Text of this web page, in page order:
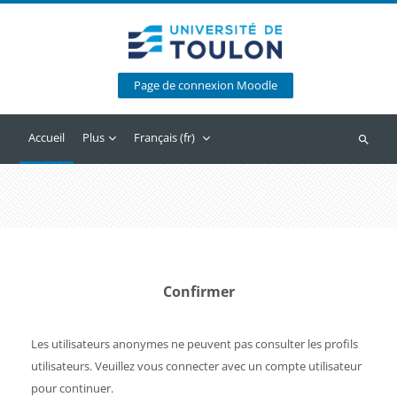
Page de connexion Moodle
Accueil Plus Français ‎(fr)‎
Confirmer
Les utilisateurs anonymes ne peuvent pas consulter les profils
utilisateurs. Veuillez vous connecter avec un compte utilisateur
pour continuer.